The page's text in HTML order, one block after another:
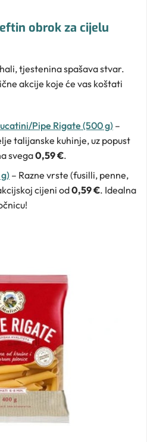
obrok za cijelu
tjestenina spašava stvar.
akcije koje će vas koštati
Pipe Rigate (500 g) –
talijanske kuhinje, uz popust
svega0,59 €.
– Razne vrste (fusilli, penne,
cijeni od0,59 €. Idealna